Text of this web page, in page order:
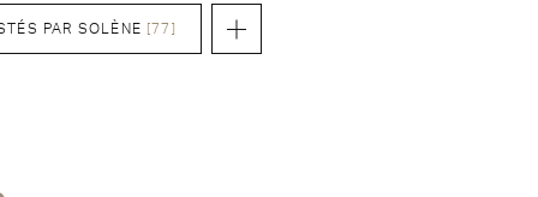
PAR SOLÈNE [77]